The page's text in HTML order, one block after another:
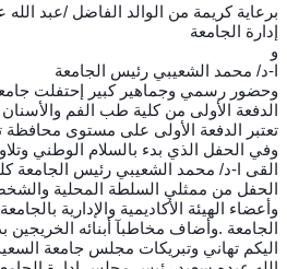
برعاية كريمة من الوالد الفاضل /عبد
إدارة الجامعة
و
ا-د/ محمد الشعيبي رئيس الجامعة
وحضور رسمي وجماهير كبير إحتفلت
الدفعة الأولى من كلية طب الفم
تعتبر الدفعة الأولى على مستوى محافظة
وفي الحفل الذي بدء بالسلام الوطني
القى ا-د/ محمد الشعيبي رئيس الجامعة
الحفل من ممثلي السلطة المحلية
وأعضاء الهيئة الأكاديمية والإدارية
الجامعة .وأضاف مخاطبآ أبنائه الخريجين
اليكم تهاني وتبريكات مجلس جامعة